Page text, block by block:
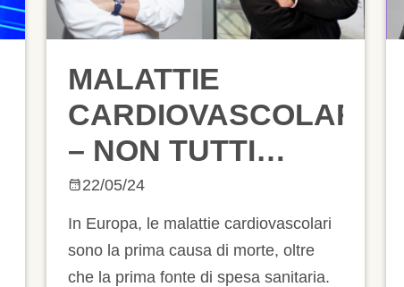
MALATTIE
CARDIOVASCOLARI
– NON TUTTI
RISCHIANO ALLO
STESSO MODO
22/05/24
In Europa, le malattie cardiovascolari
sono la prima causa di morte, oltre
che la prima fonte di spesa sanitaria.